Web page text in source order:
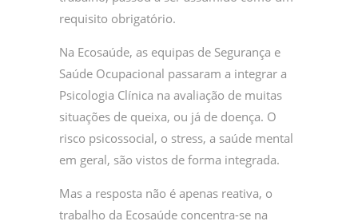
requisito obrigatório.
Na Ecosaúde, as equipas de Segurança e
Saúde Ocupacional passaram a integrar a
Psicologia Clínica na avaliação de muitas
situações de queixa, ou já de doença. O
risco psicossocial, o stress, a saúde mental
em geral, são vistos de forma integrada.
Mas a resposta não é apenas reativa, o
trabalho da Ecosaúde concentra-se na